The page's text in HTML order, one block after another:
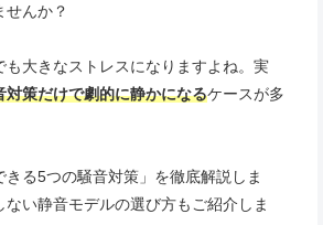
んか？
大きなストレスになりますよね。実
策だけで劇的に静かになるケースが多
る5つの騒音対策」を徹底解説しま
い静音モデルの選び方もご紹介しま